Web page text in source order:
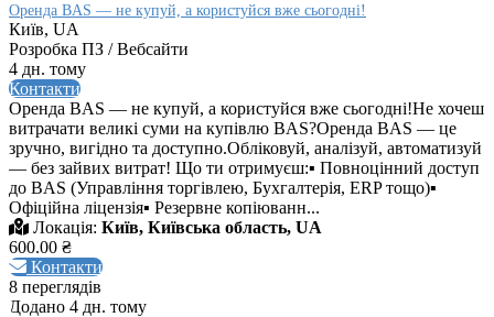
Оренда BAS — не купуй, а користуйся вже сьогодні!
Київ, UA
Розробка ПЗ / Вебсайти
4 дн. тому
Контакти
Оренда BAS — не купуй, а користуйся вже сьогодні!Не хочеш
витрачати великі суми на купівлю BAS?Оренда BAS — це
зручно, вигідно та доступно.Обліковуй, аналізуй, автоматизуй
— без зайвих витрат! Що ти отримуєш:▪ Повноцінний доступ
до BAS (Управління торгівлею, Бухгалтерія, ERP тощо)▪
Офіційна ліцензія▪ Резервне копіюванн...
Локація: Київ, Київська область, UA
600.00 ₴
Контакти
8 переглядів
Додано 4 дн. тому